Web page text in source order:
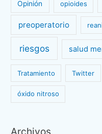
Opinión opioides
preoperatorio
riesgos salud
Tratamiento Twitter
óxido nitroso
Archivos